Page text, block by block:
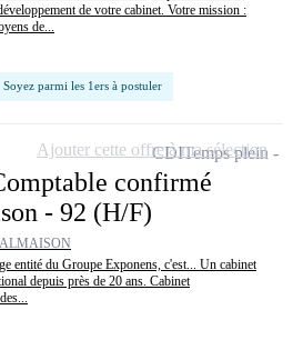
de votre cabinet. Votre mission :
de...
Soyez parmi les 1ers à postuler
confirmé
- 92 (H/F)
entité du Groupe Exponens, c'est... Un cabinet
depuis près de 20 ans. Cabinet
CDITemps plein
Ajouter cette offre à ma sélection